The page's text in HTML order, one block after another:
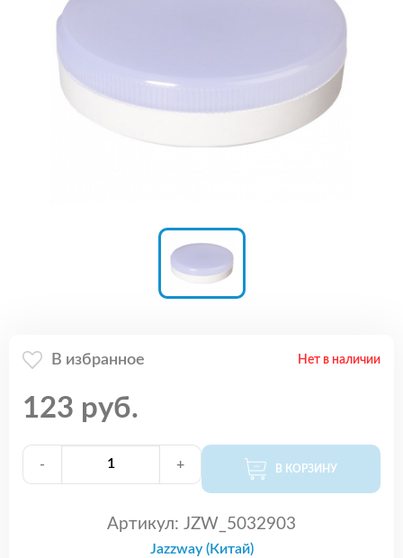
В избранное Нет в наличии
123 руб.
- + В КОРЗИНУ
Артикул: JZW_5032903
Jazzway (Китай)